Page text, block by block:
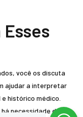
Esses
você os discuta
ajudar a interpretar
histórico médico.
necessidade de